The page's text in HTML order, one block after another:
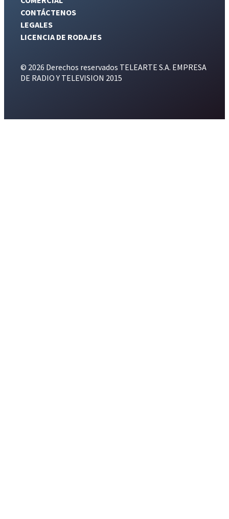
CONTÁCTENOS
LEGALES
LICENCIA DE RODAJES
© 2026 Derechos reservados TELEARTE S.A. EMPRESA
DE RADIO Y TELEVISION 2015